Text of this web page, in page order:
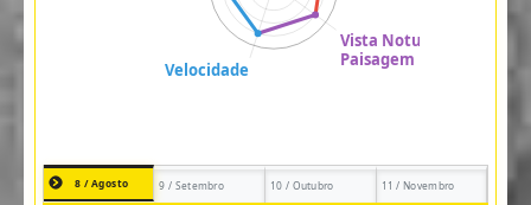
8 / Agosto 9 / Setembro 10 / Outubro 11 / Novembro